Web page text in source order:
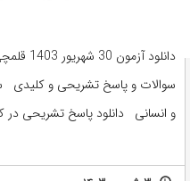
دانلود
سوالات و پاسخ تشریحی و کلیدی
و انسانی دانلود پاسخ تشریحی در